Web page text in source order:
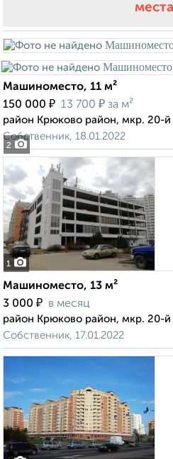
2
Машиноместо, 11 м²
150 000 ₽ 13 700 ₽ за м²
район Крюково район, мкр. 20-
Собственник, 18.01.2022
1
Машиноместо, 13 м²
3 000 ₽ в месяц
район Крюково район, мкр. 20-
Собственник, 17.01.2022